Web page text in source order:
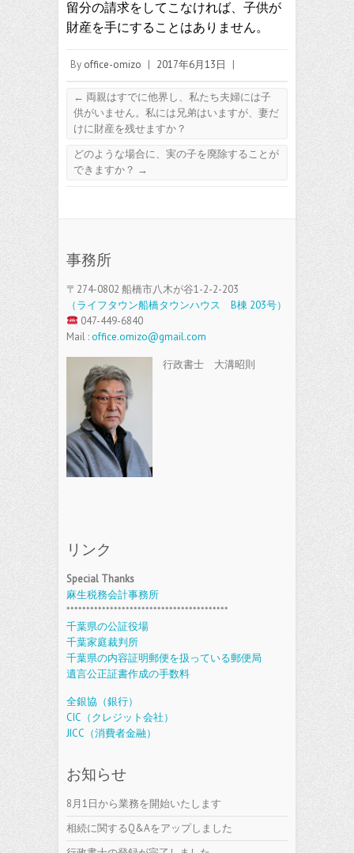
留分の請求をしてこなければ、子供が
財産を手にすることはありません。
By office-omizo | 2017年6月13日 |
← 両親はすでに他界し、私たち夫婦には子
供がいません。私には兄弟はいますが、妻だ
けに財産を残せますか？
どのような場合に、実の子を廃除することが
できますか？ →
事務所
〒274-0802 船橋市八木が谷1-2-2-203
（ライフタウン船橋タウンハウス B棟 203号）
047-449-6840
Mail :office.omizo@gmail.com
行政書士 大溝昭則
リンク
Special Thanks
麻生税務会計事務所
*****************************************
千葉県の公証役場
千葉家庭裁判所
千葉県の内容証明郵便を扱っている郵便局
遺言公正証書作成の手数料
全銀協（銀行）
CIC（クレジット会社）
JICC（消費者金融）
お知らせ
8月1日から業務を開始いたします
相続に関するQ&Aをアップしました